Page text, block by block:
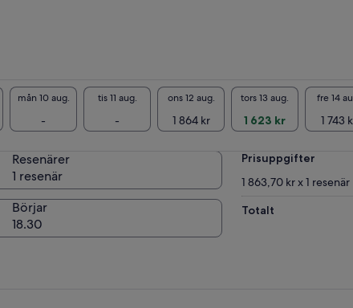
mån 10 aug.
-
tis 11 aug.
-
ons 12 aug.
1 864 kr
tors 13 aug.
1 623 kr
fre 14
1 743
Resenärer
1 resenär
Börjar
18.30
Prisuppgifter
1 863,70 kr x 1 resenär
Totalt